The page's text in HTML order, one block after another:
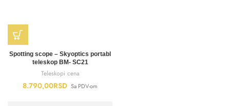
Spotting scope – Skyoptics portabl
teleskop BM- SC21
Teleskopi cena
8.790,00RSD Sa PDV-om